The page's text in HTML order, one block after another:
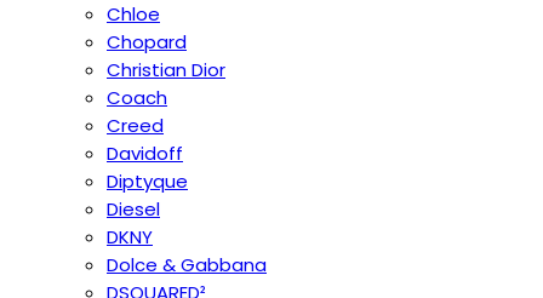
Chloe
Chopard
Christian Dior
Coach
Creed
Davidoff
Diptyque
Diesel
DKNY
Dolce & Gabbana
DSQUARED²